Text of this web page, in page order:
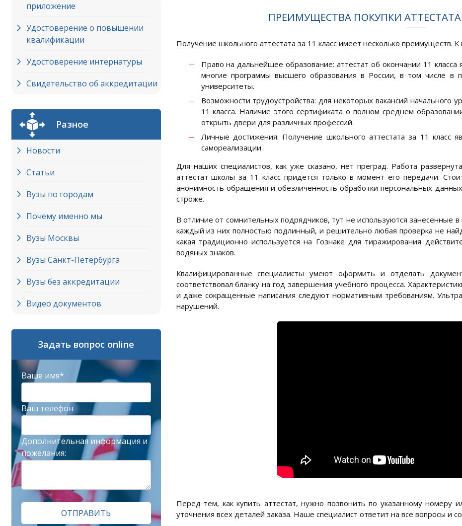
приложение
Удостоверение о повышении
квалификации
Удостоверение интернатуры
Свидетельство об аккредитации
Разное
Новости
Статьи
Вузы по городам
Почему именно мы
Вузы Москвы
Вузы Cанкт-Петербурга
Вузы без аккредитации
Видео документов
Задать вопрос online
Ваше имя*
Ваш телефон
Дополнительная информация и
пожелания:
ОТПРАВИТЬ
ПРЕИМУЩЕСТВА ПОКУПКИ
Получение школьного аттестата за 11 класс имеет несколько преимуществ. К
Право на дальнейшее образование: аттестат об окончании 11
многие программы высшего образования в России, в том числе в
университеты.
Возможности трудоустройства: для некоторых вакансий начального
11 класса. Наличие этого сертификата о полном среднем
открыть двери для различных профессий.
Личные достижения: Получение школьного аттестата за 11 класс
самореализации.
Для наших специалистов, как уже сказано, нет преград. Работа
аттестат школы за 11 класс придется только в момент его передачи.
анонимность обращения и обезличенность обработки персональных
строже.
В отличие от сомнительных подрядчиков, тут не используются занесенные
каждый из них полностью подлинный, и решительно любая проверка не
какая традиционно используется на Гознаке для тиражирования
водяных знаков.
Квалифицированные специалисты умеют оформить и отделать
соответствовал бланку на год завершения учебного процесса.
и даже сокращенные написания следуют нормативным требованиям.
нарушений.
Перед тем, как купить аттестат, нужно позвонить по указанному номеру
уточнения всех деталей заказа. Наше специалист ответит на все вопросы и